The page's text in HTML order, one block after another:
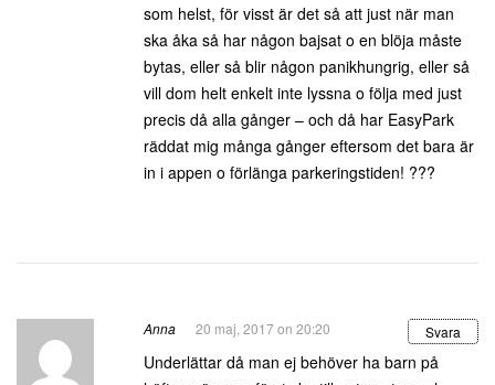
som helst, för visst är det så att just när man
ska åka så har någon bajsat o en blöja måste
bytas, eller så blir någon panikhungrig, eller så
vill dom helt enkelt inte lyssna o följa med just
precis då alla gånger – och då har EasyPark
räddat mig många gånger eftersom det bara är
in i appen o förlänga parkeringstiden! ???
Anna 20 maj, 2017 on 20:20 Svara
Underlättar då man ej behöver ha barn på